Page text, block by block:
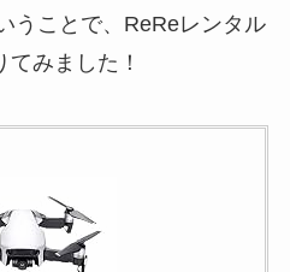
うことで、ReReレンタル
みました！